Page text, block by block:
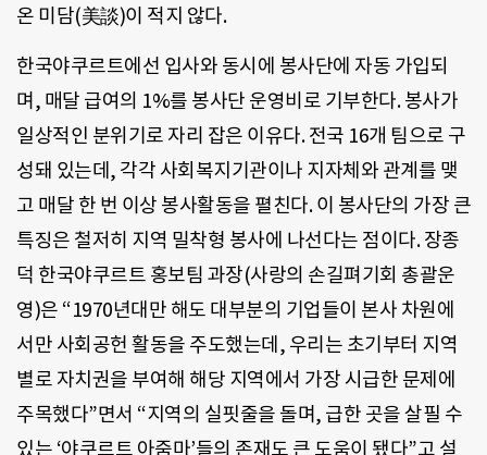
온 미담(美談)이 적지 않다.
한국야쿠르트에선 입사와 동시에 봉사단에 자동 가입되
며, 매달 급여의 1%를 봉사단 운영비로 기부한다. 봉사가
일상적인 분위기로 자리 잡은 이유다. 전국 16개 팀으로 구
성돼 있는데, 각각 사회복지기관이나 지자체와 관계를 맺
고 매달 한 번 이상 봉사활동을 펼친다. 이 봉사단의 가장 큰
특징은 철저히 지역 밀착형 봉사에 나선다는 점이다. 장종
덕 한국야쿠르트 홍보팀 과장(사랑의 손길펴기회 총괄운
영)은 “1970년대만 해도 대부분의 기업들이 본사 차원에
서만 사회공헌 활동을 주도했는데, 우리는 초기부터 지역
별로 자치권을 부여해 해당 지역에서 가장 시급한 문제에
주목했다”면서 “지역의 실핏줄을 돌며, 급한 곳을 살필 수
있는 ‘야쿠르트 아줌마’들의 존재도 큰 도움이 됐다”고 설